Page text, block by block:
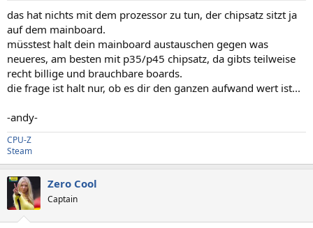
Prozessor Eigenschaften:
Hersteller Intel
Version Intel(R) Pentium(R) 4 CPU 3.20GHz
Externer Takt 200 MHz
Maximaler Takt 3800 MHz
Aktueller Takt 3200 MHz
Typ Central Processor
Aufrüstung ZIF
Sockelbezeichnung Socket 775
[ Cache / L1 Cache ]
Cache Eigenschaften:
Typ Intern
Status Aktiviert
Betriebmodus Write-Back
das hat nichts mit dem prozessor zu tun, der chipsatz sitzt ja
auf dem mainboard.
müsstest halt dein mainboard austauschen gegen was
neueres, am besten mit p35/p45 chipsatz, da gibts teilweise
recht billige und brauchbare boards.
die frage ist halt nur, ob es dir den ganzen aufwand wert ist...
-andy-
CPU-Z
Steam
Zero Cool
Captain